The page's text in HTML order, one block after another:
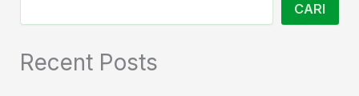
CARI
Recent Posts